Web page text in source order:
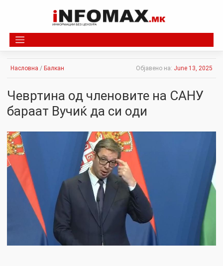
Насловна / Балкан Објавено на: June 13, 2025
Чевртина од членовите на САНУ
бараат Вучиќ да си оди